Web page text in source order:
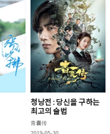
청낭전 : 당신을 구하는
최고의 술법
青囊传